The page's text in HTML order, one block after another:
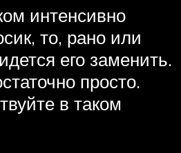
интенсивно
то, рано или
его заменить.
просто.
в таком